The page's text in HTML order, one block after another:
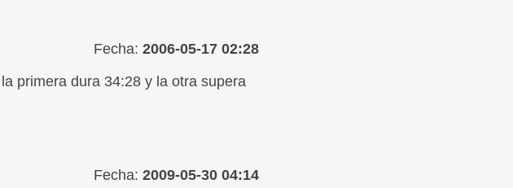
Fecha: 2006-05-17 02:28
primera dura 34:28 y la otra supera
Fecha: 2009-05-30 04:14